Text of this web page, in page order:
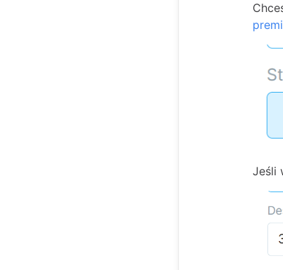
Jeśli